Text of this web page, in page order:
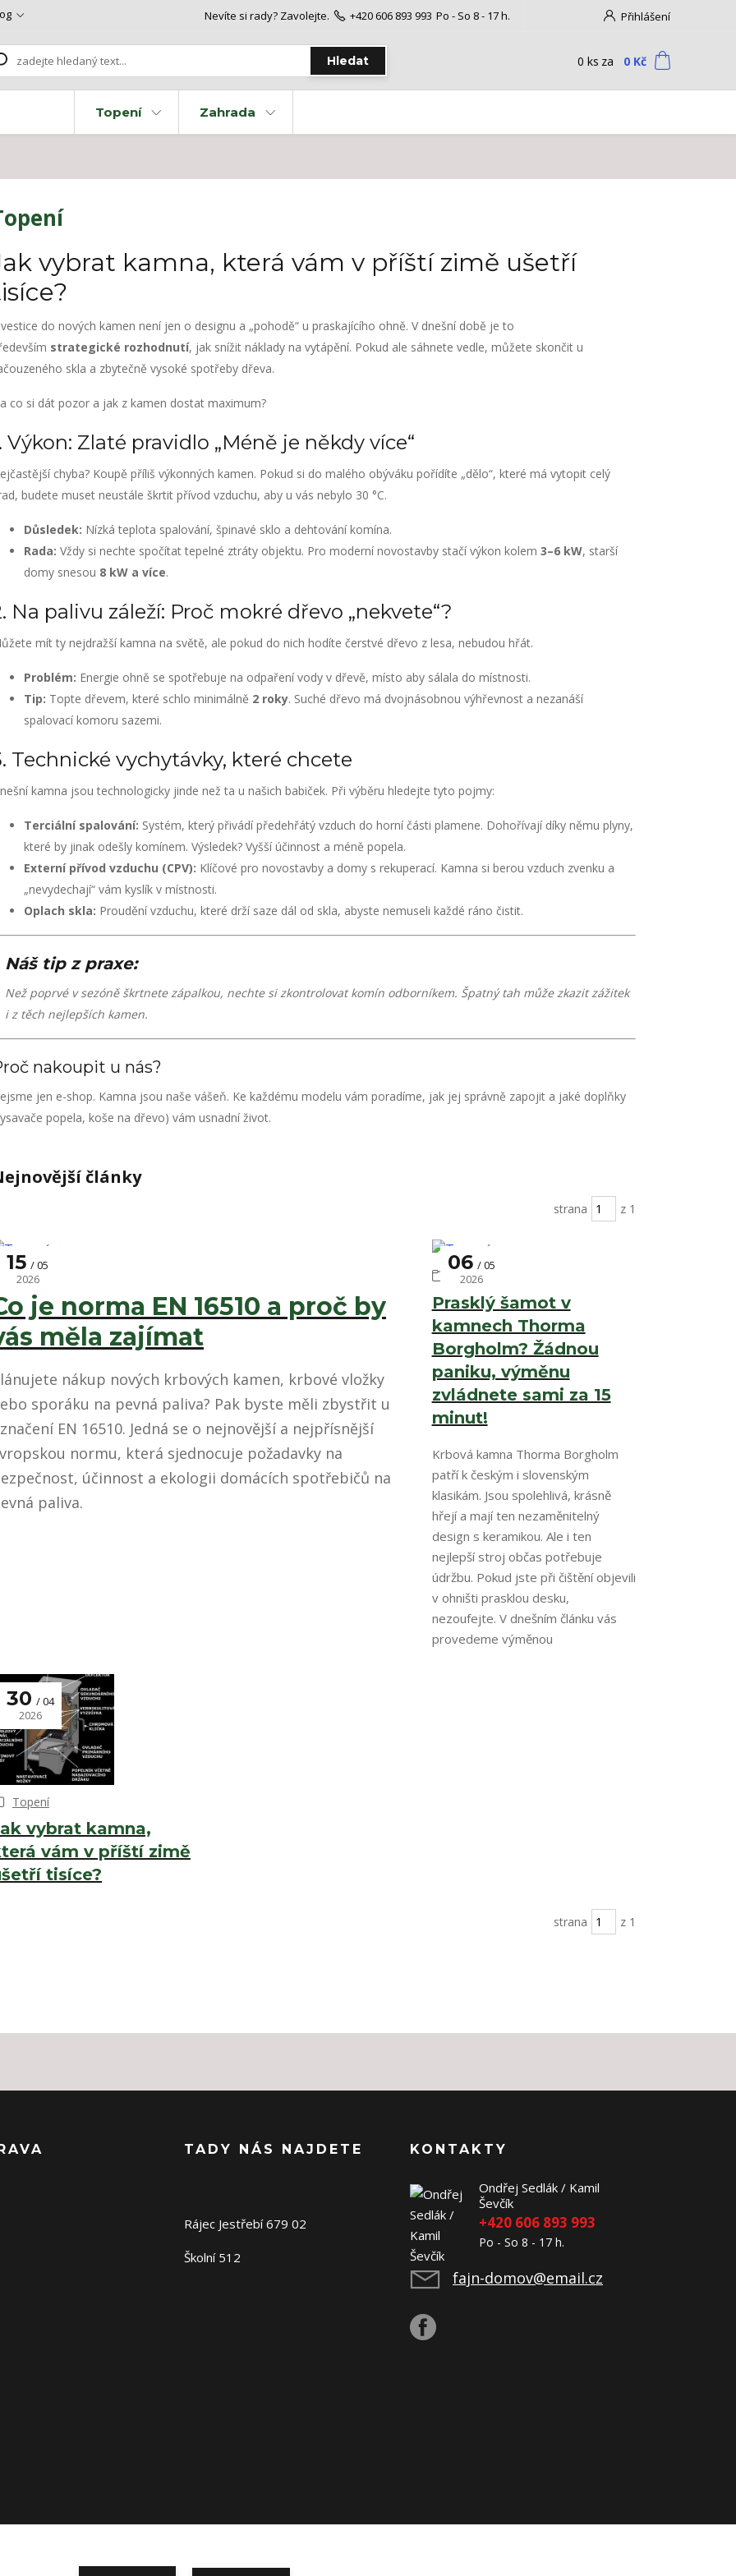
Přihlášení
Hledat
Nevíte si rady? Zavolejte. +420 606 893 993 Po - So 8 - 17 h.
0 ks za 0 Kč
Topení Zahrada
vybrat kamna, která vám v příští zimě ušetří
do nových kamen není jen o designu a „pohodě“ u praskajícího ohně. V dnešní době je to
strategické rozhodnutí, jak snížit náklady na vytápění. Pokud ale sáhnete vedle, můžete skončit u
skla a zbytečně vysoké spotřeby dřeva.
co si dát pozor a jak z kamen dostat maximum?
Výkon: Zlaté pravidlo „Méně je někdy více“
chyba? Koupě příliš výkonných kamen. Pokud si do malého obýváku pořídíte „dělo“, které má vytopit celý
budete muset neustále škrtit přívod vzduchu, aby u vás nebylo 30 °C.
Důsledek: Nízká teplota spalování, špinavé sklo a dehtování komína.
Rada: Vždy si nechte spočítat tepelné ztráty objektu. Pro moderní novostavby stačí výkon kolem 3–6 kW, starší
domy snesou 8 kW a více.
Na palivu záleží: Proč mokré dřevo „nekvete“?
mít ty nejdražší kamna na světě, ale pokud do nich hodíte čerstvé dřevo z lesa, nebudou hřát.
Problém: Energie ohně se spotřebuje na odpaření vody v dřevě, místo aby sálala do místnosti.
Tip: Topte dřevem, které schlo minimálně 2 roky. Suché dřevo má dvojnásobnou výhřevnost a nezanáší
spalovací komoru sazemi.
Technické vychytávky, které chcete
kamna jsou technologicky jinde než ta u našich babiček. Při výběru hledejte tyto pojmy:
Terciální spalování: Systém, který přivádí předehřátý vzduch do horní části plamene. Dohořívají díky němu plyny,
které by jinak odešly komínem. Výsledek? Vyšší účinnost a méně popela.
Externí přívod vzduchu (CPV): Klíčové pro novostavby a domy s rekuperací. Kamna si berou vzduch zvenku a
„nevydechají“ vám kyslík v místnosti.
Oplach skla: Proudění vzduchu, které drží saze dál od skla, abyste nemuseli každé ráno čistit.
Náš tip z praxe:
Než poprvé v sezóně škrtnete zápalkou, nechte si zkontrolovat komín odborníkem. Špatný tah může zkazit zážitek
i z těch nejlepších kamen.
nakoupit u nás?
jen e-shop. Kamna jsou naše vášeň. Ke každému modelu vám poradíme, jak jej správně zapojit a jaké doplňky
popela, koše na dřevo) vám usnadní život.
články
strana z 1
je norma EN 16510 a proč by
měla zajímat
15
05
2026
Topení
nákup nových krbových kamen, krbové vložky
sporáku na pevná paliva? Pak byste měli zbystřit u
EN 16510. Jedná se o nejnovější a nejpřísnější
normu, která sjednocuje požadavky na
účinnost a ekologii domácích spotřebičů na
paliva.
Prasklý šamot v
kamnech Thorma
Borgholm? Žádnou
paniku, výměnu
zvládnete sami za 15
minut!
06
05
2026
Topení
Krbová kamna Thorma Borgholm
patří k českým i slovenským
klasikám. Jsou spolehlivá, krásně
hřejí a mají ten nezaměnitelný
design s keramikou. Ale i ten
nejlepší stroj občas potřebuje
údržbu. Pokud jste při čištění objevili
v ohništi prasklou desku,
nezoufejte. V dnešním článku vás
provedeme výměnou
vybrat kamna,
vám v příští zimě
tisíce?
30
04
2026
Topení
strana z 1
TADY NÁS NAJDETE
Rájec Jestřebí 679 02
Školní 512
KONTAKTY
Ondřej Sedlák / Kamil
Ševčík
+420 606 893 993
Po - So 8 - 17 h.
fajn-domov@email.cz